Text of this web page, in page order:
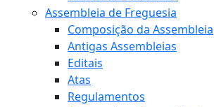
Assembleia de Freguesia
Composição da Assembleia
Antigas Assembleias
Editais
Atas
Regulamentos